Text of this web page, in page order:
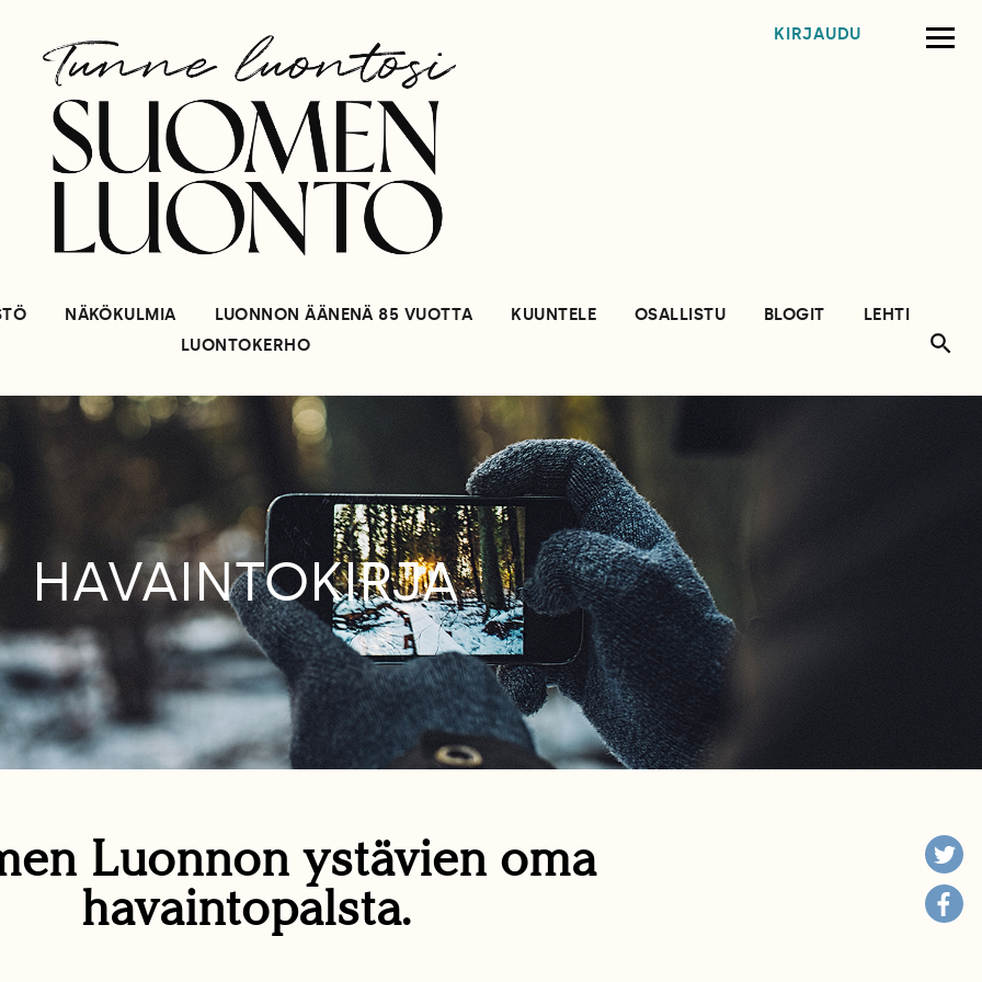
KIRJAUDU
NÄKÖKULMIA LUONNON ÄÄNENÄ 85 VUOTTA KUUNTELE OSALLISTU BLOGIT
LEHTI
LUONTOKERHO
HAVAINTOKIRJA
Luonnon ystävien oma
havaintopalsta.